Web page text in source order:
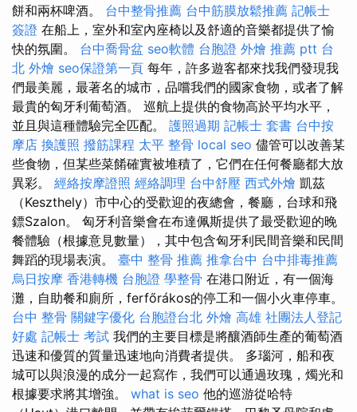
餅和兩杯啤酒。 台中整骨推薦 台中筋膜放鬆推薦 記帳士
簽證 在船上，室外和室內座椅以及舒適的音樂都提供了愉
快的氛圍。 台中喬骨盆 seo軟體 台胞證 外燴 推薦 ptt 台
北 外燴 seo保證第一頁 每年，許多遊客都來找我們發現我
們最美麗，最著名的城市，品嚐我們的國家食物，或者了解
最貴的匈牙利葡萄酒。 巡航上提供的食物高於平均水平，
並且與這種體驗完全匹配。 護照過期 記帳士 套書 台中按
摩店 換護照 撥筋課程 太平 整骨 local seo 儘管可以改善某
些食物，但某些菜餚確實被堆積了，它們在任何餐廳都大放
異彩。 經絡按摩證照 經絡調理 台中舒壓 西式外燴 凱茲
（Keszthely）市中心的受歡迎的夜總會，餐廳，台球和飛
鏢Szalon。 匈牙利音樂會在布達佩斯提供了最受歡迎的晚
餐體驗（根據意見數量），其中包含匈牙利民間音樂和民間
舞蹈的現場表演。 臺中 整骨 推薦 推拿台中 台中排毒推薦
烏日按摩 香港轉機 台胞證 學整骨 在港口附近，有一個海
灘，自助餐和廁所，ferfőrákos的停工和一個小火車停車。
台中 整骨 關鍵字優化 台胞證台北 外燴 高雄 社團法人登記
好處 記帳士 考試 我們的主要目標是將釀酒師生產的葡萄酒
迅速和優質的質量迅速地向消費者提供。 多瑙河，船和夜
城可以與浪漫的成分一起寫作，我們可以通過玫瑰，燭光和
根據要求將其增強。 what is seo 他的巡游從哈特